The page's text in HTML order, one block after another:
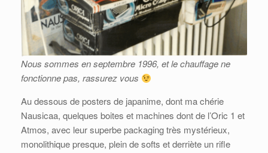
Nous sommes en septembre 1996, et le chauffage ne
fonctionne pas, rassurez vous
Au dessous de posters de japanime, dont ma chérie
Nausicaa, quelques boites et machines dont de l’Oric 1 et
Atmos, avec leur superbe packaging très mystérieux,
monolithique presque, plein de softs et derriète un rifle